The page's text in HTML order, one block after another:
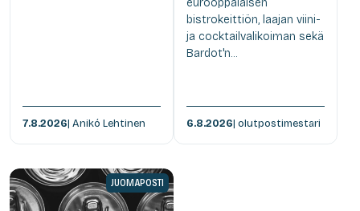
7.8.2026| Anikó Lehtinen
eurooppalaisen
bistrokeittiön, laajan viini-
ja cocktailvalikoiman sekä
Bardot'n...
6.8.2026| olutpostimestari
JUOMAPOSTI